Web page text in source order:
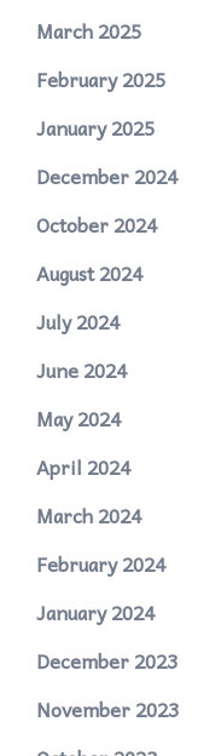
March 2025
February 2025
January 2025
December 2024
October 2024
August 2024
July 2024
June 2024
May 2024
April 2024
March 2024
February 2024
January 2024
December 2023
November 2023